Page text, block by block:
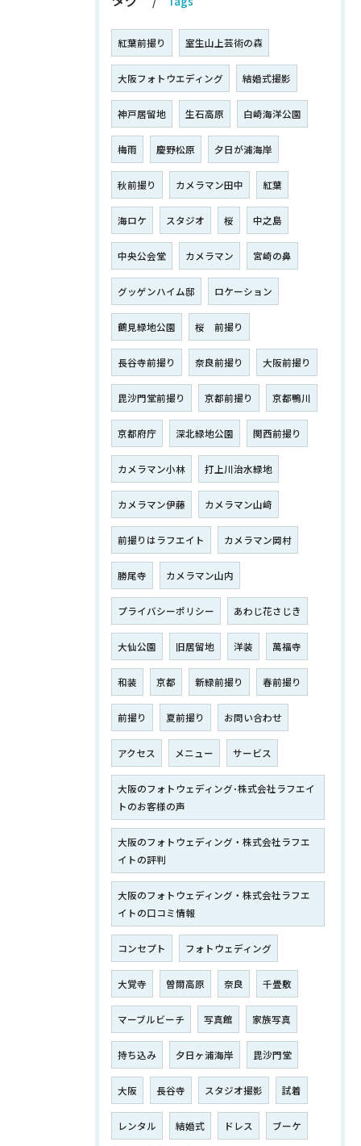
紅葉前撮り 室生山上芸術の森
大阪フォトウエディング 結婚式撮影
神戸居留地 生石高原 白崎海洋公園
梅雨 慶野松原 夕日が浦海岸
秋前撮り カメラマン田中 紅葉
海ロケ スタジオ 桜 中之島
中央公会堂 カメラマン 宮崎の鼻
グッゲンハイム邸 ロケーション
鶴見緑地公園 桜 前撮り
長谷寺前撮り 奈良前撮り 大阪前撮り
毘沙門堂前撮り 京都前撮り 京都鴨川
京都府庁 深北緑地公園 関西前撮り
カメラマン小林 打上川治水緑地
カメラマン伊藤 カメラマン山﨑
前撮りはラフエイト カメラマン岡村
勝尾寺 カメラマン山内
プライバシーポリシー あわじ花さじき
大仙公園 旧居留地 洋装 萬福寺
和装 京都 新緑前撮り 春前撮り
前撮り 夏前撮り お問い合わせ
アクセス メニュー サービス
大阪のフォトウェディング･株式会社ラフエイ
トのお客様の声
大阪のフォトウェディング・株式会社ラフエ
イトの評判
大阪のフォトウェディング・株式会社ラフエ
イトの口コミ情報
コンセプト フォトウェディング
大覚寺 曽爾高原 奈良 千畳敷
マーブルビーチ 写真館 家族写真
持ち込み 夕日ヶ浦海岸 毘沙門堂
大阪 長谷寺 スタジオ撮影 試着
レンタル 結婚式 ドレス ブーケ